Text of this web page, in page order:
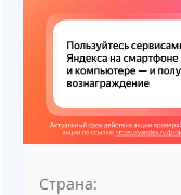
Страна: